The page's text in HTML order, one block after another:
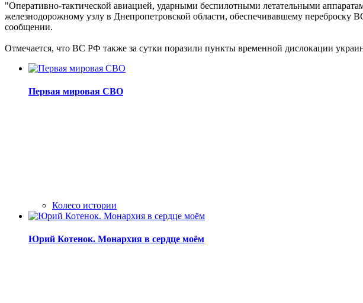
"Оперативно-тактической авиацией, ударными беспилотными летательными
железнодорожному узлу в Днепропетровской области, обеспечивавшему переброску
сообщении.
Отмечается, что ВС РФ также за сутки поразили пункты временной дислокации
Первая мировая СВО
Колесо истории
Юрий Котенок. Монархия в сердце моём